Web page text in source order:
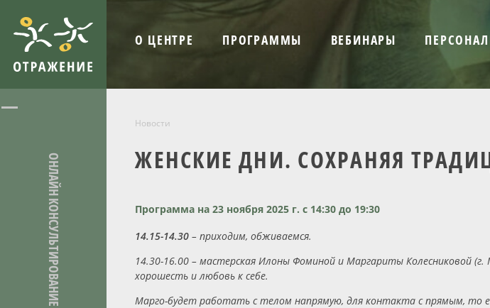
ОНЛАЙН КОНСУЛЬТИРОВАНИЕ
О ЦЕНТРЕ ПРОГРАММЫ ВЕБИНАРЫ
Новости
ЖЕНСКИЕ ДНИ. СОХРАНЯЯ
Программа на 23 ноября 2025 г. с 14:30 до 19:30
14.15-14.30 – приходим, обживаемся.
14.30-16.00 – мастерская Илоны Фоминой и Маргариты Колесниковой
хорошесть и любовь к себе.
Марго-будет работать с телом напрямую, для контакта с прямым, то